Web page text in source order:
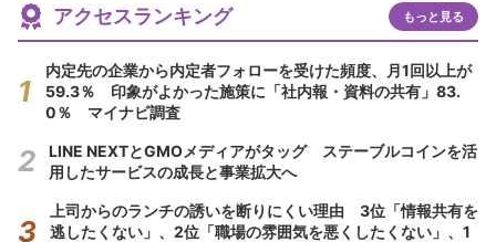
アクセスランキング もっと見る
内定先の企業から内定者フォローを受けた頻度、月1回以上が
59.3％ 印象がよかった施策に「社内報・資料の共有」83.
0％ マイナビ調査
LINE NEXTとGMOメディアがタッグ ステーブルコインを活
用したサービスの成長と事業拡大へ
上司からのランチの誘いを断りにくい理由 3位「情報共有を
逃したくない」、2位「職場の雰囲気を悪くしたくない」、1